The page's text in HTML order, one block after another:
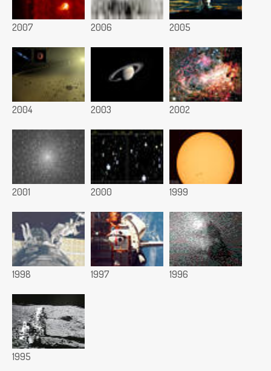
2007 2006 2005
2004 2003 2002
2001 2000 1999
1998 1997 1996
1995